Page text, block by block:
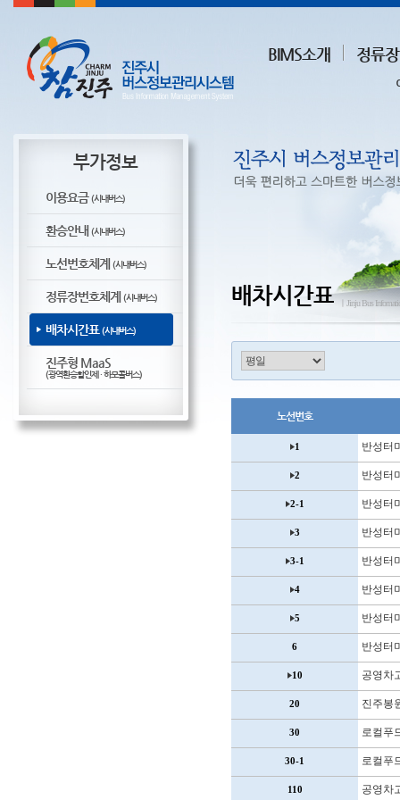
BIMS소개 정류
부가정보
이용요금(시내버스)
환승안내 (시내버스)
노선번호체계 (시내버스)
정류장번호체계 (시내버스)
배차시간표 (시내버스)
진주형 MaaS
(광역환승할인제 · 하모콜버스)
배차시간표 ㅣJinju Bus
노선번호
1 반성터
2 반성터
2-1 반성터
3 반성터
3-1 반성터
4 반성터
5 반성터
6 반성터
10 공영차
20 진주봉
30 로컬푸
30-1 로컬푸
110 공영차